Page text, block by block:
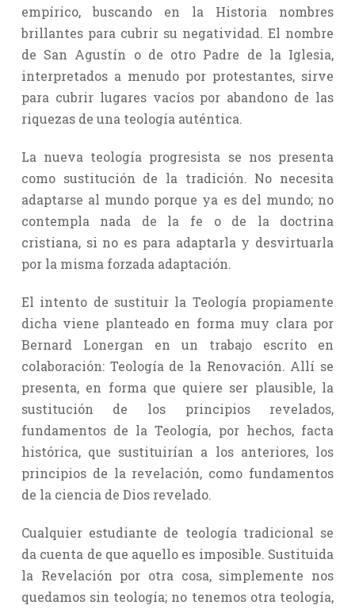
empírico, buscando en la Historia nombres
brillantes para cubrir su negatividad. El nombre
de San Agustín o de otro Padre de la Iglesia,
interpretados a menudo por protestantes, sirve
para cubrir lugares vacíos por abandono de las
riquezas de una teología auténtica.
La nueva teología progresista se nos presenta
como sustitución de la tradición. No necesita
adaptarse al mundo porque ya es del mundo; no
contempla nada de la fe o de la doctrina
cristiana, si no es para adaptarla y desvirtuarla
por la misma forzada adaptación.
El intento de sustituir la Teología propiamente
dicha viene planteado en forma muy clara por
Bernard Lonergan en un trabajo escrito en
colaboración: Teología de la Renovación. Allí se
presenta, en forma que quiere ser plausible, la
sustitución de los principios revelados,
fundamentos de la Teología, por hechos, facta
histórica, que sustituirían a los anteriores, los
principios de la revelación, como fundamentos
de la ciencia de Dios revelado.
Cualquier estudiante de teología tradicional se
da cuenta de que aquello es imposible. Sustituida
la Revelación por otra cosa, simplemente nos
quedamos sin teología; no tenemos otra teología,